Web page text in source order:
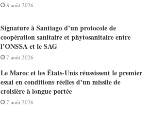
8 août 2026
Signature à Santiago d’un protocole de
coopération sanitaire et phytosanitaire entre
l’ONSSA et le SAG
7 août 2026
Le Maroc et les États-Unis réussissent le premier
essai en conditions réelles d’un missile de
croisière à longue portée
7 août 2026